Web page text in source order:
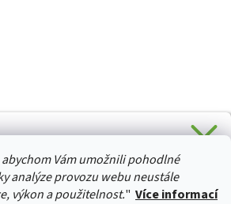
Vám umožnili pohodlné
analýze provozu webu neustále
výkon a použitelnost." Více informací
COLLECTION.CZ
novinek z našeho obchodu a je
Vaše :)